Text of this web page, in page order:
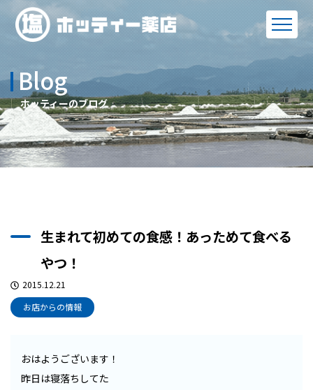
Blog
ホッティーのブログ
生まれて初めての食感！あっためて食べる
やつ！
2015.12.21
お店からの情報
おはようございます！
昨日は寝落ちしてた